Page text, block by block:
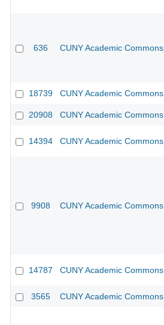
636 CUNY Academic Commons
18739 CUNY Academic Commons
20908 CUNY Academic Commons
14394 CUNY Academic Commons
9908 CUNY Academic Commons
14787 CUNY Academic Commons
3565 CUNY Academic Commons